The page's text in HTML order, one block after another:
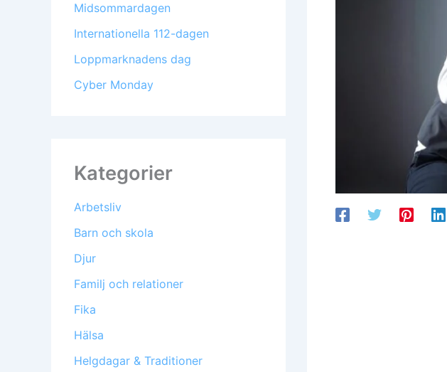
Midsommardagen
Internationella 112-dagen
Loppmarknadens dag
Cyber Monday
Kategorier
Arbetsliv
Barn och skola
Djur
Familj och relationer
Fika
Hälsa
Helgdagar & Traditioner